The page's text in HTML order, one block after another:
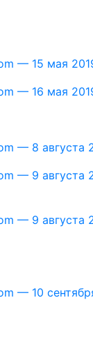
— 15 мая
— 16 мая
— 8 августа
— 9 августа
— 9 августа
— 10